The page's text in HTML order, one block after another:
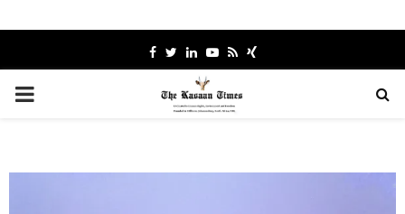
Facebook
TwitterLinkedinYoutube
RssXing
PRIMARY